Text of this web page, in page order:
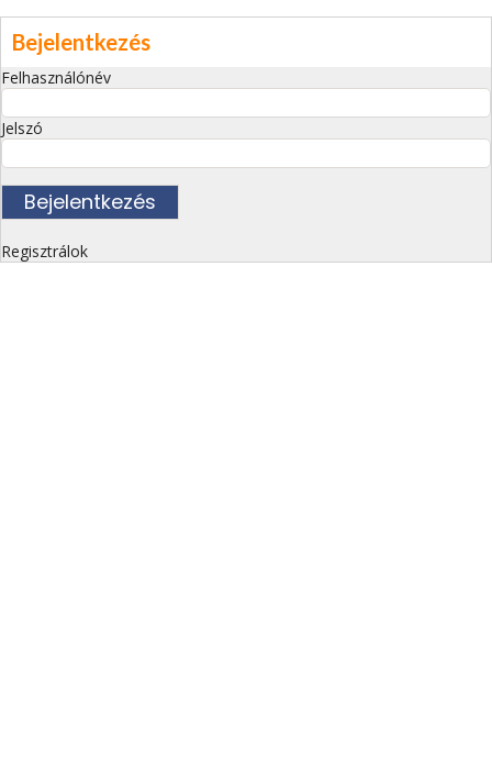
Bejelentkezés
Felhasználónév
Jelszó
Regisztrálok